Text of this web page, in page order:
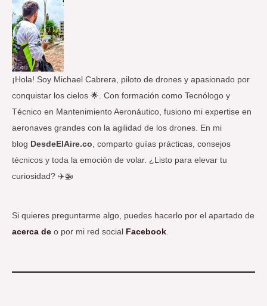
r
p
o
r
:
¡Hola! Soy Michael Cabrera, piloto de drones y apasionado por
conquistar los cielos 🌟. Con formación como Tecnólogo y
Técnico en Mantenimiento Aeronáutico, fusiono mi expertise en
aeronaves grandes con la agilidad de los drones. En mi
blog DesdeElAire.co, comparto guías prácticas, consejos
técnicos y toda la emoción de volar. ¿Listo para elevar tu
curiosidad? ✈️🚁
Si quieres preguntarme algo, puedes hacerlo por el apartado de
acerca de o por mi red social Facebook